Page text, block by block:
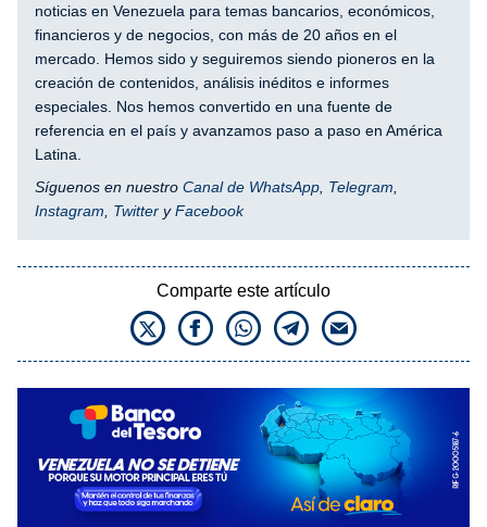
noticias en Venezuela para temas bancarios, económicos,
financieros y de negocios, con más de 20 años en el
mercado. Hemos sido y seguiremos siendo pioneros en la
creación de contenidos, análisis inéditos e informes
especiales. Nos hemos convertido en una fuente de
referencia en el país y avanzamos paso a paso en América
Latina.
Síguenos en nuestro Canal de WhatsApp Telegram
Instagram
Twitter yFacebook
Comparte este artículo